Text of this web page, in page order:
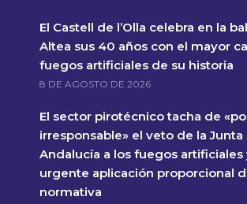
El Castell de l’Olla celebra en la
Altea sus 40 años con el mayor
fuegos artificiales de su historia
8 DE AGOSTO DE 2026
El sector pirotécnico tacha de
irresponsable» el veto de la Junta
Andalucía a los fuegos artificiales
urgente aplicación proporcional
normativa